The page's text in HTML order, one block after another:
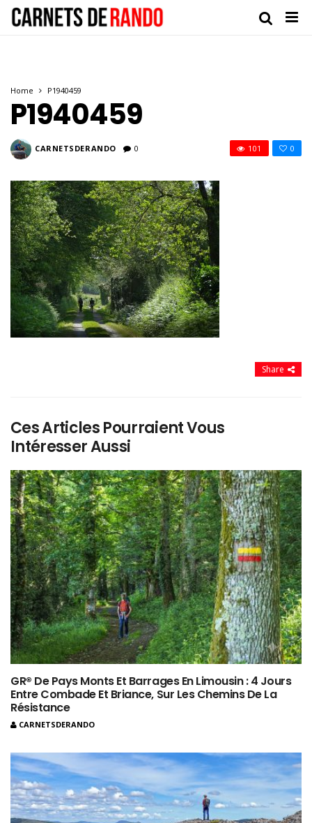
Home P1940459
P1940459
CARNETSDERANDO 0 0
101
Share
Ces Articles Pourraient Vous
Intéresser Aussi
GR® De Pays Monts Et Barrages En Limousin : 4 Jours
Entre Combade Et Briance, Sur Les Chemins De La
Résistance
CARNETSDERANDO